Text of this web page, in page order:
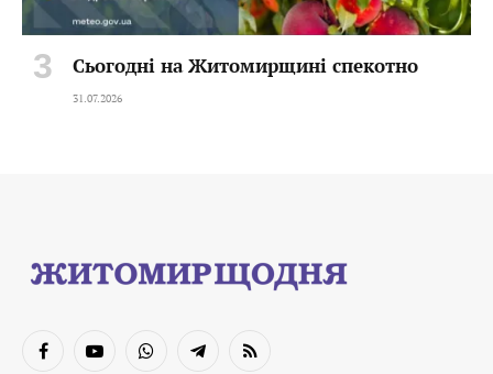
Сьогодні на Житомирщині спекотно
31.07.2026
FacebookYouTubeWhatsAppTelegramRSS